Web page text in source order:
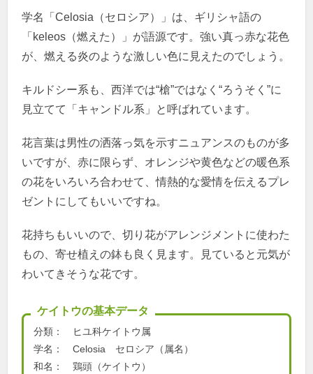
学名「Celosia（セロシア）」は、ギリシャ語の
「keleos（燃えた）」が語源です。強い真っ赤な花色
が、燃える炎のような激しい色に見えたのでしょう。
キルドシー系も、西洋では“槍”ではなく“ろうそく”に
見立てて「キャンドル系」と呼ばれています。
花言葉は男性の洒落っ気を示すニュアンスのものが多
いですが、赤に限らず、オレンジや黄色などの暖色系
の花をいろいろ合わせて、情熱的な愛情を伝えるプレ
ゼントにしてもいいですね。
花持ちもいいので、切り花がアレンジメントに使わた
もの、寄せ植えの鉢も良く見ます。見ていると元気が
わいてきそうな花です。
ケイトウの基本データ
分類： ヒユ科ケイトウ属
学名： Celosia セロシア（属名）
和名： 鶏頭（ケイトウ）